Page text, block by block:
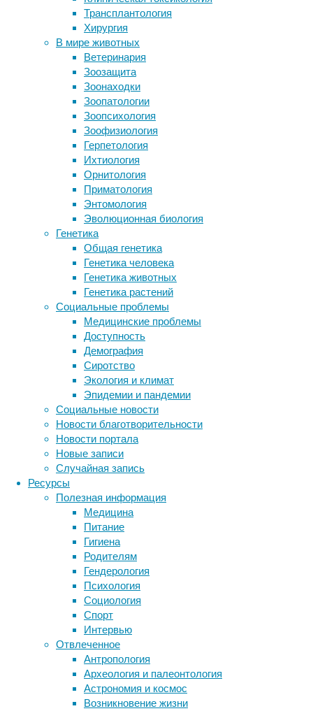
Трансплантология
Хирургия
В мире животных
Ветеринария
Зоозащита
Зоонаходки
Зоопатологии
Зоопсихология
Зоофизиология
Герпетология
Ихтиология
Орнитология
Приматология
Энтомология
Эволюционная биология
Генетика
Общая генетика
Генетика человека
Генетика животных
Генетика растений
Социальные проблемы
Медицинские проблемы
Доступность
Демография
Сиротство
Экология и климат
Эпидемии и пандемии
Социальные новости
Новости благотворительности
Новости портала
Новые записи
Случайная запись
Ресурсы
Полезная информация
Медицина
Питание
Гигиена
Родителям
Гендерология
Психология
Социология
Спорт
Интервью
Отвлеченное
Антропология
Археология и палеонтология
Астрономия и космос
Возникновение жизни
15/06/2024
биотехнология,
восприятие,
диагностика,
запах,
медицина,
онкология,
энтомология
Пчелы
обеспечивают
людей
медом,
воском
считаются
одними
из
важнейших
опылителей
растений.
Новое
американское
исследование
показало,
что
чрезвычайную
чуткость
обонятельных
нейронов
медоносных
пчел
можно
использовать
при
разработке
новых
способов
ранней
диагностики
рака
легких.
обидчика
Ученые нашли гены, определяющие
направление завитков волос
Прыгающие гены защищают от рака
Обнаружена мутация, повышающая
устойчивость к холоду
Новое об апноэ во сне: его лечение
снижает риск деменции
Следите за новостями
Метки
ДНК бактерии
биотехнология
генетика дети животные
здоровье знания иммунитет